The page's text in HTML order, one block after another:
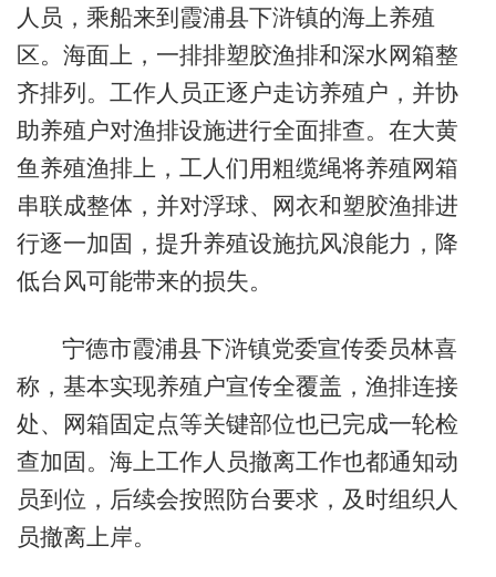
人员，乘船来到霞浦县下浒镇的海上养殖
区。海面上，一排排塑胶渔排和深水网箱整
齐排列。工作人员正逐户走访养殖户，并协
助养殖户对渔排设施进行全面排查。在大黄
鱼养殖渔排上，工人们用粗缆绳将养殖网箱
串联成整体，并对浮球、网衣和塑胶渔排进
行逐一加固，提升养殖设施抗风浪能力，降
低台风可能带来的损失。
宁德市霞浦县下浒镇党委宣传委员林喜
称，基本实现养殖户宣传全覆盖，渔排连接
处、网箱固定点等关键部位也已完成一轮检
查加固。海上工作人员撤离工作也都通知动
员到位，后续会按照防台要求，及时组织人
员撤离上岸。